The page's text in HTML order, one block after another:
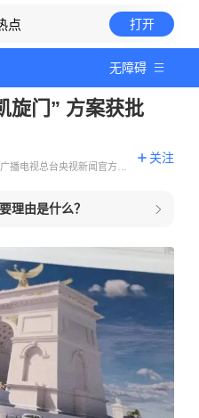
点 打开
无障碍
旋门” 方案获批
播电视总台央视新闻官方账
关注
理由是什么？